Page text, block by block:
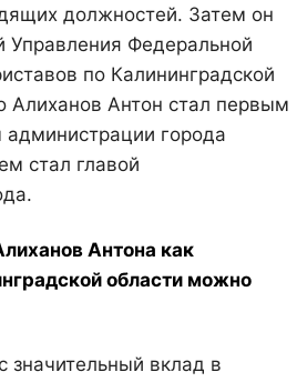
должностей. Затем он
Управления Федеральной
по Калининградской
Алиханов Антон стал первым
администрации города
стал главой
Антона как
области можно
значительный вклад в